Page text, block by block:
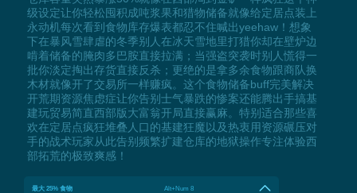
级设定让你轻松囤积成吨浆果和猎物储备就像给定居点装上
永动机每次看到食物库存爆表都忍不住喊出yeehaw！想象
下在暴风雪肆虐的冬季别人在冰天雪地里打猎你却在壁炉边
啃着储备的腌肉多巴胺直接拉满；当强盗突袭时别人慌得一
批你淡定掏出存货直接反杀；更绝的是拿多余食物跟商队换
木材就像开了交易所一样赚疯。这个食物储备buff完美解决
开荒期资源焦虑症让你告别士气暴跌的惨案还能腾出手搞基
建玩贸易简直西部版大富翁开局直接赢麻。特别适合那些喜
欢在定居点疯狂堆叠人口的基建狂魔以及热衷用资源碾压对
手的战术玩家从此告别频繁扩建仓库的地狱操作专注体验西
部拓荒的极致爽感！
最大 25% 食物 Alt+Num 8